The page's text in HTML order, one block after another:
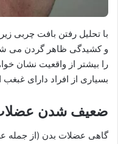
با تحلیل رفتن بافت چربی
و کشیدگی ظاهر گردن می
را بیشتر از واقعیت نشان
بسیاری از افراد دارای
ضعیف شدن
گاهی عضلات بدن (از